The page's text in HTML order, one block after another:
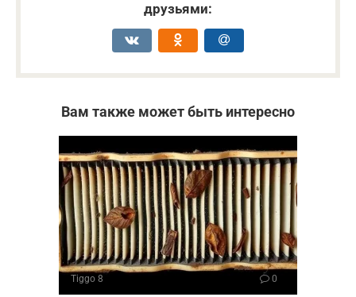
друзьями:
Вам также может быть интересно
Tiggo 8 0